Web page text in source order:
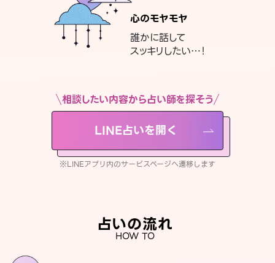
心のモヤモヤ
誰かに話して
スッキリしたい…！
相談したい内容から占い師を探そう
LINE占いを開く
※LINEアプリ内のサービスページへ遷移します
占いの流れ
HOW TO